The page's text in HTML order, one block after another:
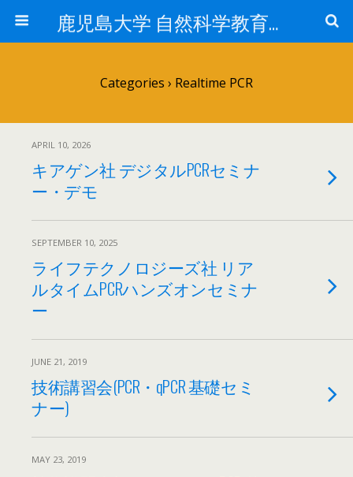
鹿児島大学 自然科学教育研究支援センター 遺伝子実験施設
Categories › Realtime PCR
APRIL 10, 2026
キアゲン社 デジタルPCRセミナ
ー・デモ
SEPTEMBER 10, 2025
ライフテクノロジーズ社 リア
ルタイムPCRハンズオンセミナ
ー
JUNE 21, 2019
技術講習会(PCR・qPCR 基礎セミ
ナー)
MAY 23, 2019